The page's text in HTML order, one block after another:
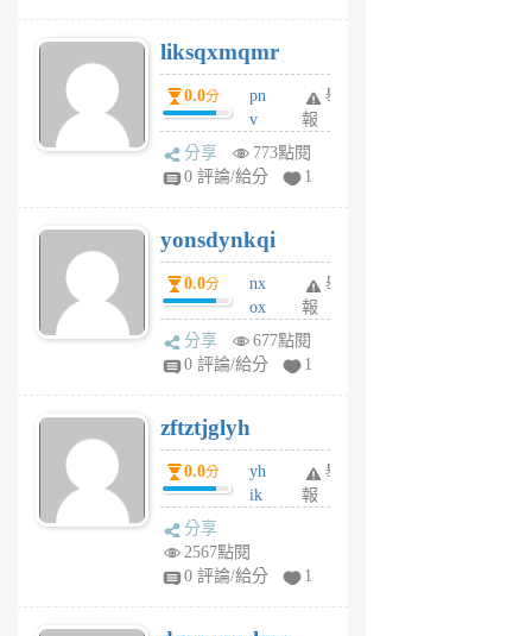
6
個
月
前
liksqxmqmr
0.0分
pn
v
wt
sv
6
個
月
前
舉
報
分享
773點閱
0 評論/給分
1
yonsdynkqi
0.0分
nx
ox
rh
pe
月
前
舉
報
分享
677點閱
0 評論/給分
1
zftztjglyh
0.0分
yh
ik
tu
舉
報
分享
2567點閱
0 評論/給分
1